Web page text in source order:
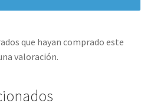
que hayan comprado este
valoración.